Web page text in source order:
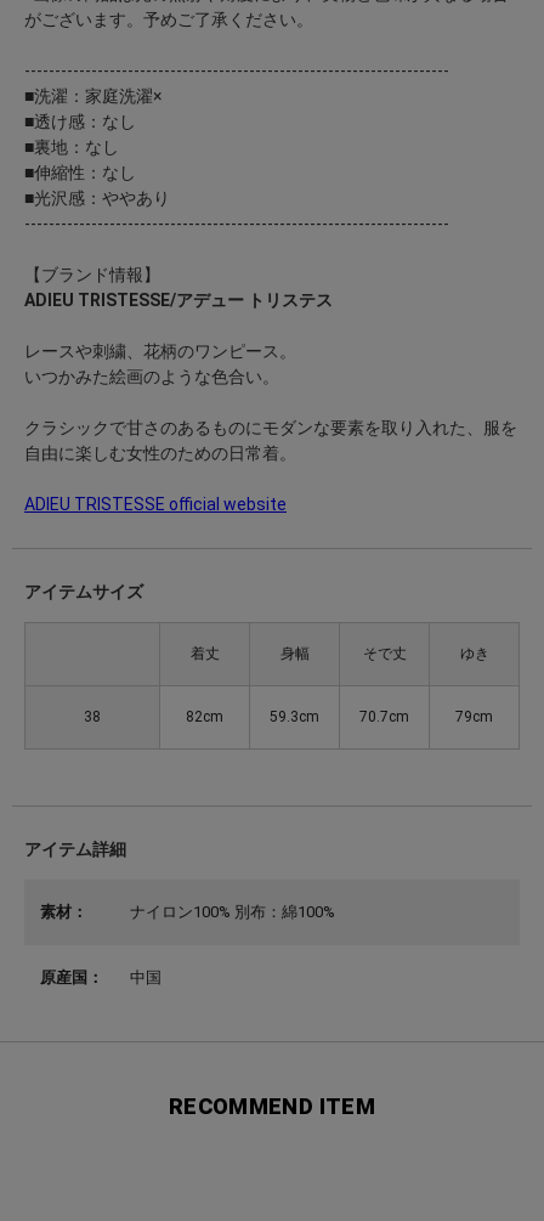
がございます。予めご了承ください。
----------------------------------------------------------------------
■洗濯：家庭洗濯×
■透け感：なし
■裏地：なし
■伸縮性：なし
■光沢感：ややあり
----------------------------------------------------------------------
【ブランド情報】
ADIEU TRISTESSE/アデュー トリステス
レースや刺繍、花柄のワンピース。
いつかみた絵画のような色合い。
クラシックで甘さのあるものにモダンな要素を取り入れた、服を
自由に楽しむ女性のための日常着。
ADIEU TRISTESSE official website
アイテムサイズ
着丈 身幅 そで丈 ゆき
38 82cm 59.3cm 70.7cm 79cm
アイテム詳細
素材： ナイロン100% 別布：綿100%
原産国： 中国
RECOMMEND ITEM